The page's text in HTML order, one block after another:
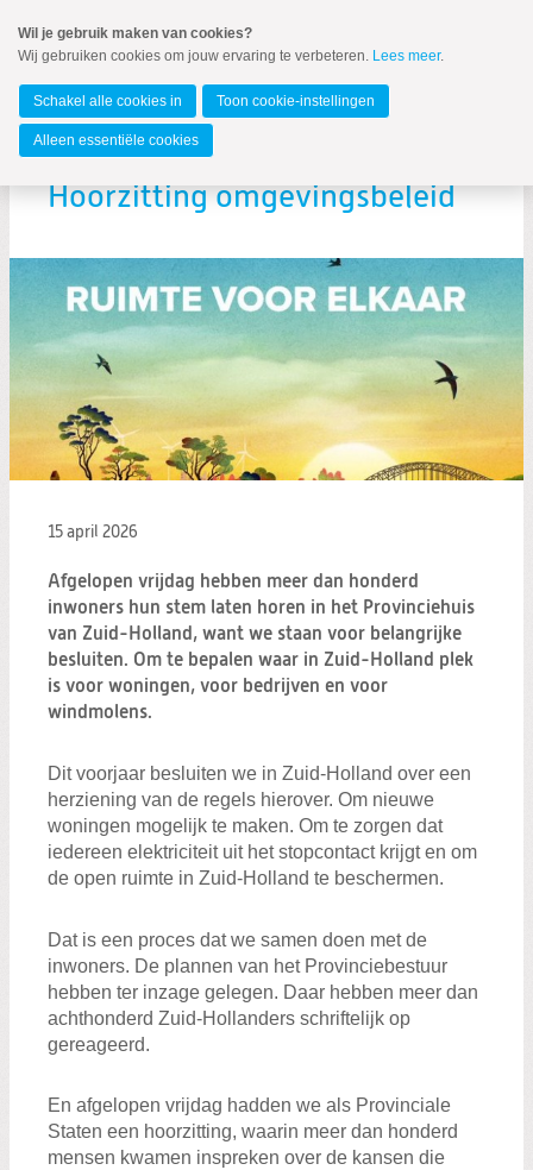
naar
Spring
de
inhoud
Spring
naar
hoofdmenu
Zuid-Holland
MENU
Nieuws
VIZIER 2022-3
Nieuwsbrief Vizier
Landelijk nieuws ChristenUnie
Zoeken:
Zoeken
Hoorzitting omgevingsbeleid
15 april 2026
Afgelopen vrijdag hebben meer dan honderd
inwoners hun stem laten horen in het Provinciehuis
van Zuid-Holland, want we staan voor belangrijke
besluiten. Om te bepalen waar in Zuid-Holland plek
is voor woningen, voor bedrijven en voor
windmolens.
Dit voorjaar besluiten we in Zuid-Holland over een
herziening van de regels hierover. Om nieuwe
woningen mogelijk te maken. Om te zorgen dat
iedereen elektriciteit uit het stopcontact krijgt en om
de open ruimte in Zuid-Holland te beschermen.
Dat is een proces dat we samen doen met de
inwoners. De plannen van het Provinciebestuur
hebben ter inzage gelegen. Daar hebben meer dan
achthonderd Zuid-Hollanders schriftelijk op
gereageerd.
En afgelopen vrijdag hadden we als Provinciale
Staten een hoorzitting, waarin meer dan honderd
mensen kwamen inspreken over de kansen die
Wil je gebruik maken van cookies?
Wij gebruiken cookies om jouw ervaring te verbeteren. Lees meer.
Schakel alle cookies in Toon cookie-instellingen
Alleen essentiële cookies